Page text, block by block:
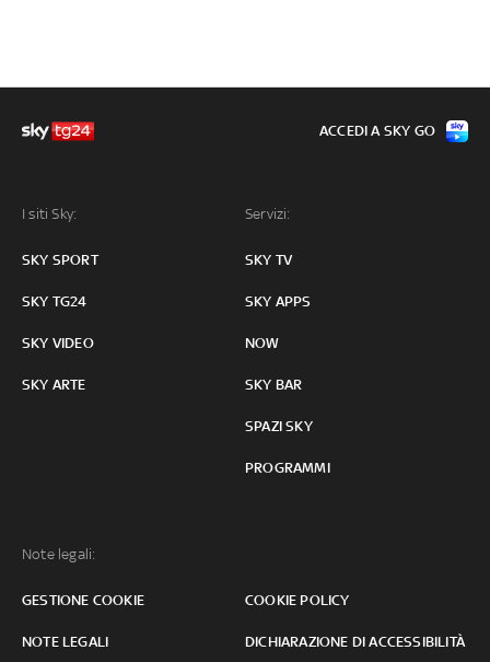
I siti Sky:
SKY SPORT
SKY TG24
SKY VIDEO
SKY ARTE
Servizi:
SKY TV
SKY APPS
NOW
SKY BAR
SPAZI SKY
PROGRAMMI
Note legali:
GESTIONE COOKIE COOKIE POLICY
NOTE LEGALI DICHIARAZIONE DI ACCESSIBILITÀ
ACCEDI A SKY GO